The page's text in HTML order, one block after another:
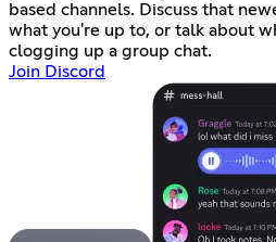
based channels. Discuss that
what you're up to, or talk about
clogging up a group chat.
Join Discord